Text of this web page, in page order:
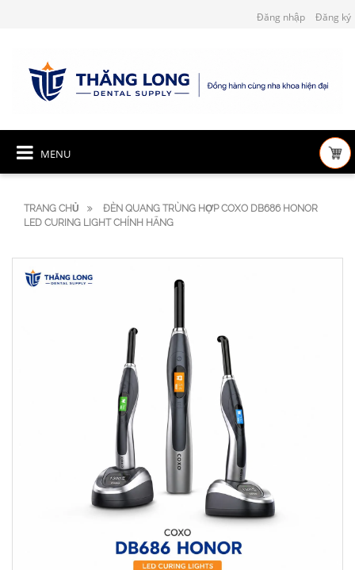
Đăng nhập Đăng ký
MENU
TRANG CHỦ
ĐÈN QUANG TRÙNG HỢP COXO DB686 HONOR
LED CURING LIGHT CHÍNH HÃNG